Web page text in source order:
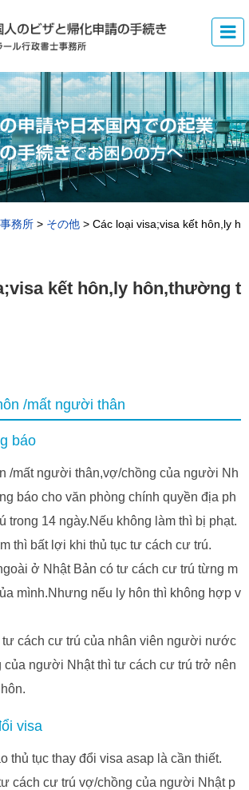
務所 > その他 > Các loại visa;visa kết hôn,ly h
kết hôn,ly hôn,thường t
/mất người thân
báo
/mất người thân,vợ/chồng của người Nh
báo cho văn phòng chính quyền địa ph
trong 14 ngày.Nếu không làm thì bị phạt.
thì bất lợi khi thủ tục tư cách cư trú.
ở Nhật Bản có tư cách cư trú từng m
mình.Nhưng nếu ly hôn thì không hợp v
cách cư trú của nhân viên người nước
của người Nhật thì tư cách cư trú trở nên
visa
thủ tục thay đổi visa asap là cần thiết.
cách cư trú vợ/chồng của người Nhật p